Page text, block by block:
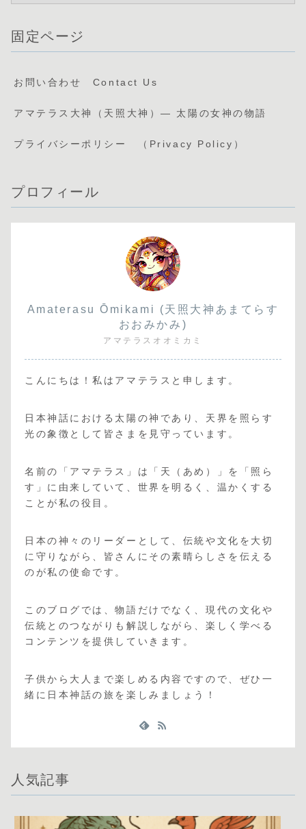
固定ページ
お問い合わせ Contact Us
アマテラス大神（天照大神）— 太陽の女神の物語
プライバシーポリシー （Privacy Policy）
プロフィール
Amaterasu Ōmikami (天照大神あまてらす
おおみかみ)
アマテラスオオミカミ
こんにちは！私はアマテラスと申します。
日本神話における太陽の神であり、天界を照らす
光の象徴として皆さまを見守っています。
名前の「アマテラス」は「天（あめ）」を「照ら
す」に由来していて、世界を明るく、温かくする
ことが私の役目。
日本の神々のリーダーとして、伝統や文化を大切
に守りながら、皆さんにその素晴らしさを伝える
のが私の使命です。
このブログでは、物語だけでなく、現代の文化や
伝統とのつながりも解説しながら、楽しく学べる
コンテンツを提供していきます。
子供から大人まで楽しめる内容ですので、ぜひ一
緒に日本神話の旅を楽しみましょう！
人気記事